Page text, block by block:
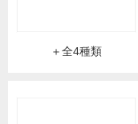
＋全4種類